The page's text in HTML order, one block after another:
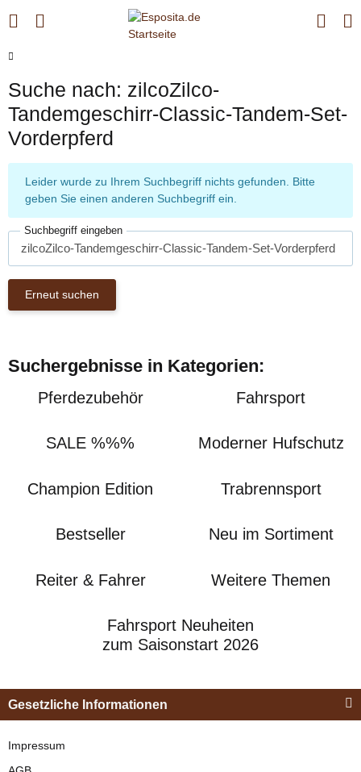
Suche nach: zilcoZilco-
Tandemgeschirr-Classic-Tandem-Set-
Vorderpferd
xLeider wurde zu Ihrem Suchbegriff nichts gefunden. Bitte
geben Sie einen anderen Suchbegriff ein.
Suchbegriff eingeben
Erneut suchen
Suchergebnisse in Kategorien:
Pferdezubehör Fahrsport
SALE %%% Moderner Hufschutz
Champion Edition Trabrennsport
Bestseller Neu im Sortiment
Reiter & Fahrer Weitere Themen
Fahrsport Neuheiten
zum Saisonstart 2026
Gesetzliche Informationen
Impressum